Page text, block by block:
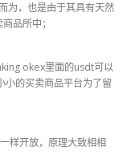
为，也是由于其具有天然
品所中；
okex里面的usdt可以
小的买卖商品平台为了留
样开放，原理大致相相